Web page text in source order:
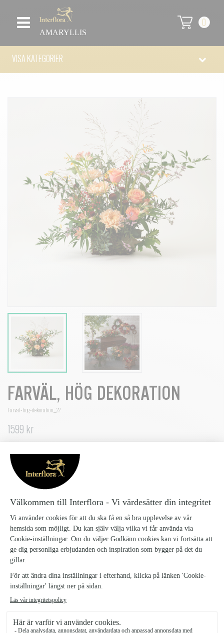
AMARYLLIS
0
VISA KATEGORIER
FARVÄL, HÖG DEKORATION
Farval-hog-dekoration_22
1599 kr
här luftiga dekorationen med vajande gräs.
Bredd: ca 50 cm / Höjd: ca 50 cm
Levereras med din hälsning på ett textat kort, men du kan få den på
ett passande band. Det lägger du till som tillval här nedan och vi
Om du närvarar på begravningen, kan du beställa handbuketter här